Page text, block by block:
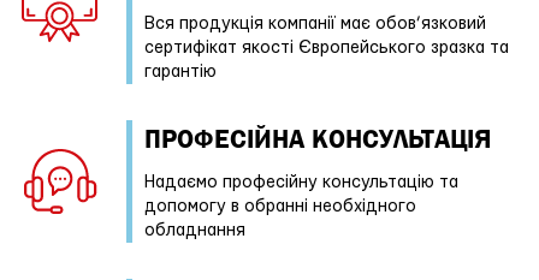
Вся продукція компанії має обов’язковий
сертифікат якості Європейського зразка та
гарантію
ПРОФЕСIЙНА КОНСУЛЬТАЦІЯ
Надаємо професійну консультацію та
допомогу в обранні необхідного
обладнання